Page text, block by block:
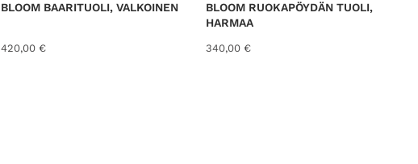
BLOOM BAARITUOLI, VALKOINEN
420,00 €
BLOOM RUOKAPÖYDÄN TUOLI,
HARMAA
340,00 €